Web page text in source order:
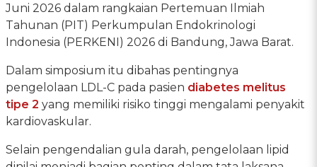
Juni 2026 dalam rangkaian Pertemuan Ilmiah
Tahunan (PIT) Perkumpulan Endokrinologi
Indonesia (PERKENI) 2026 di Bandung, Jawa Barat.
Dalam simposium itu dibahas pentingnya
pengelolaan LDL-C pada pasien diabetes melitus
tipe 2 yang memiliki risiko tinggi mengalami penyakit
kardiovaskular.
Selain pengendalian gula darah, pengelolaan lipid